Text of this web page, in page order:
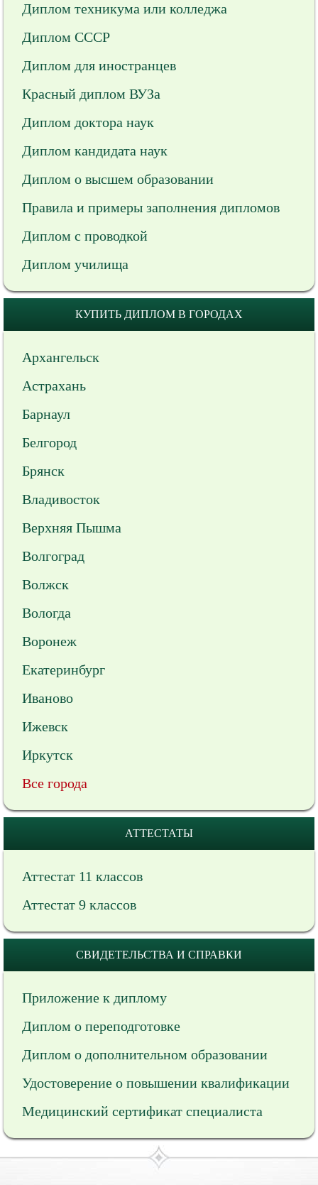
Диплом техникума или колледжа
Диплом СССР
Диплом для иностранцев
Красный диплом ВУЗа
Диплом доктора наук
Диплом кандидата наук
Диплом о высшем образовании
Правила и примеры заполнения дипломов
Диплом с проводкой
Диплом училища
КУПИТЬ ДИПЛОМ В ГОРОДАХ
Архангельск
Астрахань
Барнаул
Белгород
Брянск
Владивосток
Верхняя Пышма
Волгоград
Волжск
Вологда
Воронеж
Екатеринбург
Иваново
Ижевск
Иркутск
Все города
АТТЕСТАТЫ
Аттестат 11 классов
Аттестат 9 классов
СВИДЕТЕЛЬСТВА И СПРАВКИ
Приложение к диплому
Диплом о переподготовке
Диплом о дополнительном образовании
Удостоверение о повышении квалификации
Медицинский сертификат специалиста